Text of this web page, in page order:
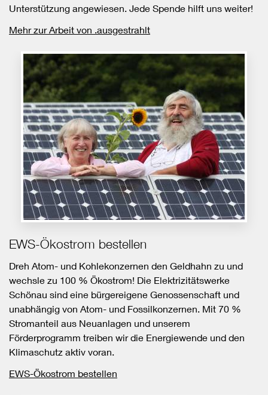
Unterstützung angewiesen. Jede Spende hilft uns weiter!
Mehr zur Arbeit von .ausgestrahlt
EWS-Ökostrom bestellen
Dreh Atom- und Kohlekonzernen den Geldhahn zu und
wechsle zu 100 % Ökostrom! Die Elektrizitätswerke
Schönau sind eine bürgereigene Genossenschaft und
unabhängig von Atom- und Fossilkonzernen. Mit 70 %
Stromanteil aus Neuanlagen und unserem
Förderprogramm treiben wir die Energiewende und den
Klimaschutz aktiv voran.
EWS-Ökostrom bestellen